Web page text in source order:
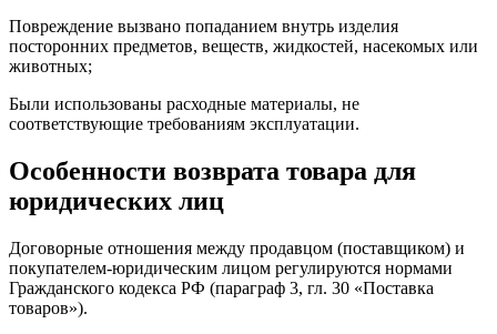
Повреждение вызвано попаданием внутрь изделия
посторонних предметов, веществ, жидкостей, насекомых или
животных;
Были использованы расходные материалы, не
соответствующие требованиям эксплуатации.
Особенности возврата товара для
юридических лиц
Договорные отношения между продавцом (поставщиком) и
покупателем-юридическим лицом регулируются нормами
Гражданского кодекса РФ (параграф 3, гл. 30 «Поставка
товаров»).